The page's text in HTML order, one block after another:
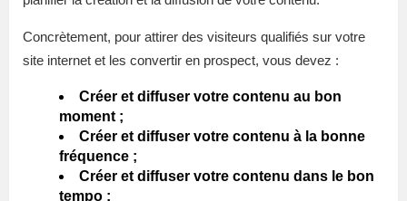
Concrètement, pour attirer des visiteurs qualifiés sur votre
site internet et les convertir en prospect, vous devez :
Créer et diffuser votre contenu au bon
moment ;
Créer et diffuser votre contenu à la bonne
fréquence ;
Créer et diffuser votre contenu dans le bon
tempo ;